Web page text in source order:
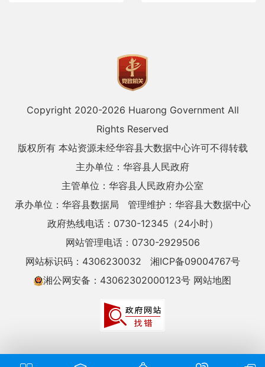
Copyright 2020-2026 Huarong Government All
Rights Reserved
版权所有 本站资源未经华容县大数据中心许可不得转载
主办单位：华容县人民政府
主管单位：华容县人民政府办公室
承办单位：华容县数据局
管理维护：华容县大数据中心
政府热线电话：0730-12345（24小时）
网站管理电话：0730-2929506
网站标识码：4306230032
湘ICP备09004767号
湘公网安备：43062302000123号 网站地图